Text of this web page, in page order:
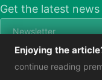
Get the latest
Enjoying the
continue reading